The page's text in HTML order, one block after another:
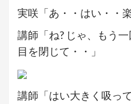
実咲「あ・・はい・・
講師「ね? じゃ、もう
目を閉じて・・」
講師「はい大きく吸っ